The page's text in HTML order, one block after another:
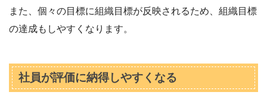
また、個々の目標に組織目標が反映されるため、組織目標
の達成もしやすくなります。
社員が評価に納得しやすくなる